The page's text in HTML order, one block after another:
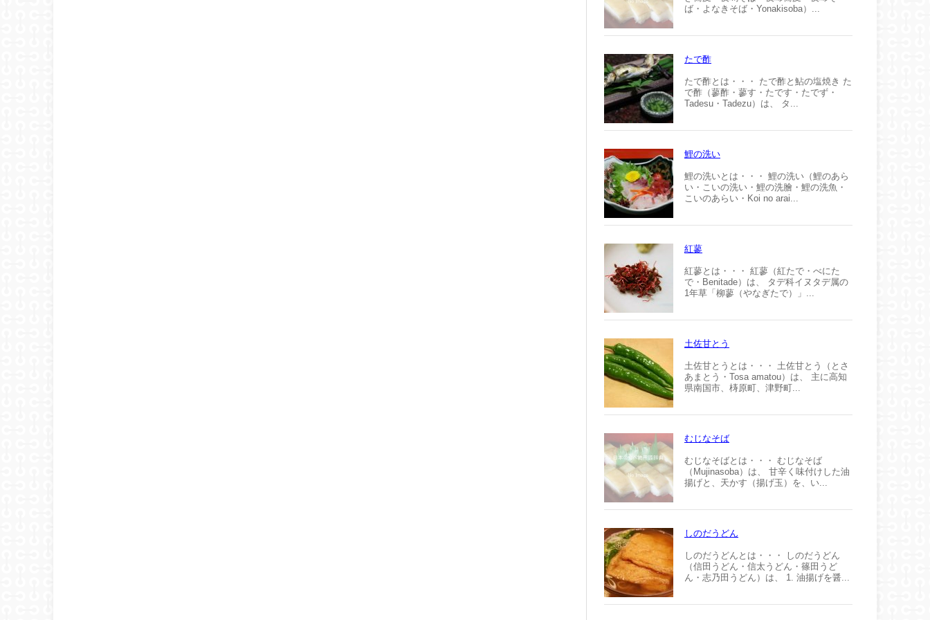
ば・よなきそば・Yonakisoba）...
たで酢
たで酢とは・・・ たで酢と鮎の塩焼き た
で酢（蓼酢・蓼す・たです・たでず・
Tadesu・Tadezu）は、 タ...
鯉の洗い
鯉の洗いとは・・・ 鯉の洗い（鯉のあら
い・こいの洗い・鯉の洗膾・鯉の洗魚・
こいのあらい・Koi no arai...
紅蓼
紅蓼とは・・・ 紅蓼（紅たで・べにた
で・Benitade）は、 タデ科イヌタデ属の
1年草「柳蓼（やなぎたで）」...
土佐甘とう
土佐甘とうとは・・・ 土佐甘とう（とさ
あまとう・Tosa amatou）は、 主に高知
県南国市、梼原町、津野町...
むじなそば
むじなそばとは・・・ むじなそば
（Mujinasoba）は、 甘辛く味付けした油
揚げと、天かす（揚げ玉）を、い...
しのだうどん
しのだうどんとは・・・ しのだうどん
（信田うどん・信太うどん・篠田うど
ん・志乃田うどん）は、 1. 油揚げを醤...